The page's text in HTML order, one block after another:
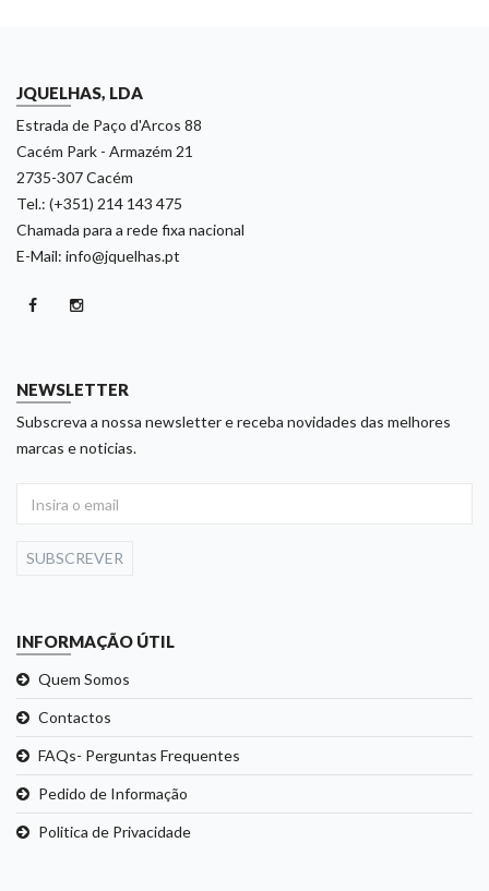
JQUELHAS, LDA
Estrada de Paço d'Arcos 88
Cacém Park - Armazém 21
2735-307 Cacém
Tel.: (+351) 214 143 475
Chamada para a rede fixa nacional
E-Mail: info@jquelhas.pt
NEWSLETTER
Subscreva a nossa newsletter e receba novidades das melhores
marcas e noticias.
SUBSCREVER
INFORMAÇÃO ÚTIL
Quem Somos
Contactos
FAQs- Perguntas Frequentes
Pedido de Informação
Politica de Privacidade